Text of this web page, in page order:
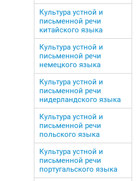
Культура устной и
письменной речи
китайского языка
Культура устной и
письменной речи
немецкого языка
Культура устной и
письменной речи
нидерландского языка
Культура устной и
письменной речи
польского языка
Культура устной и
письменной речи
португальского языка